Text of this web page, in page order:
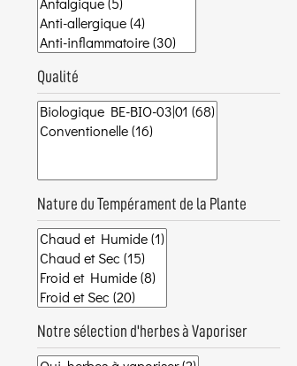
Qualité
Nature du Tempérament de la Plante
Notre sélection d'herbes à Vaporiser